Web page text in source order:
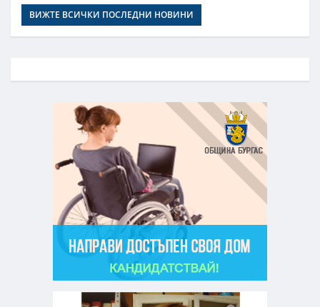
ВИЖТЕ ВСИЧКИ ПОСЛЕДНИ НОВИНИ